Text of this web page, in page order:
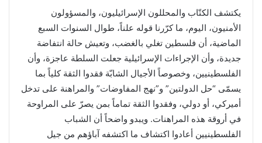
يكتشف الكتّاب والمحللون الإسرائيليون، والمسؤولون
الأمنيون، اليوم، ما كرّرنا قوله علناً، طوال السنوات السبع
الماضية، أن فلسطين تغلي بالغضب، وتعيش حالة انتفاضة
جديدة، وأن الإجراءات الإسرائيلية جعلت السلطة عاجزة، وأن
الفلسطينيين، وخصوصاً الأجيال الشابّة فقدوا الثقة كلياً بما
يسمّى “حل الدولتين” و”نهج المفاوضات” والمراهنة على تدخل
أميركي، أو دولي، وفقدوا الثقة تماماً بمن يصرّ على المراوحة
في أروقة هذه المراهنات. ويبدو واضحاً أن الشباب
الفلسطينيين أعادوا اكتشاف ما اكتشفه آباؤهم من جيل